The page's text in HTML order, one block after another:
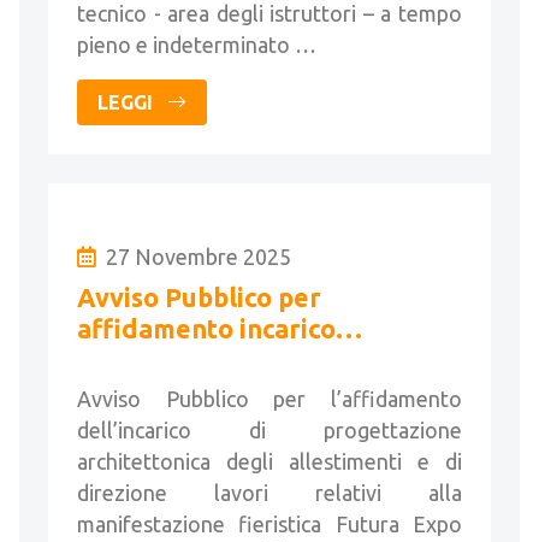
tecnico - area degli istruttori – a tempo
pieno e indeterminato …
LEGGI
27 Novembre 2025
Avviso Pubblico per
affidamento incarico
Avviso Pubblico per l’affidamento
dell’incarico di progettazione
architettonica degli allestimenti e di
direzione lavori relativi alla
manifestazione fieristica Futura Expo